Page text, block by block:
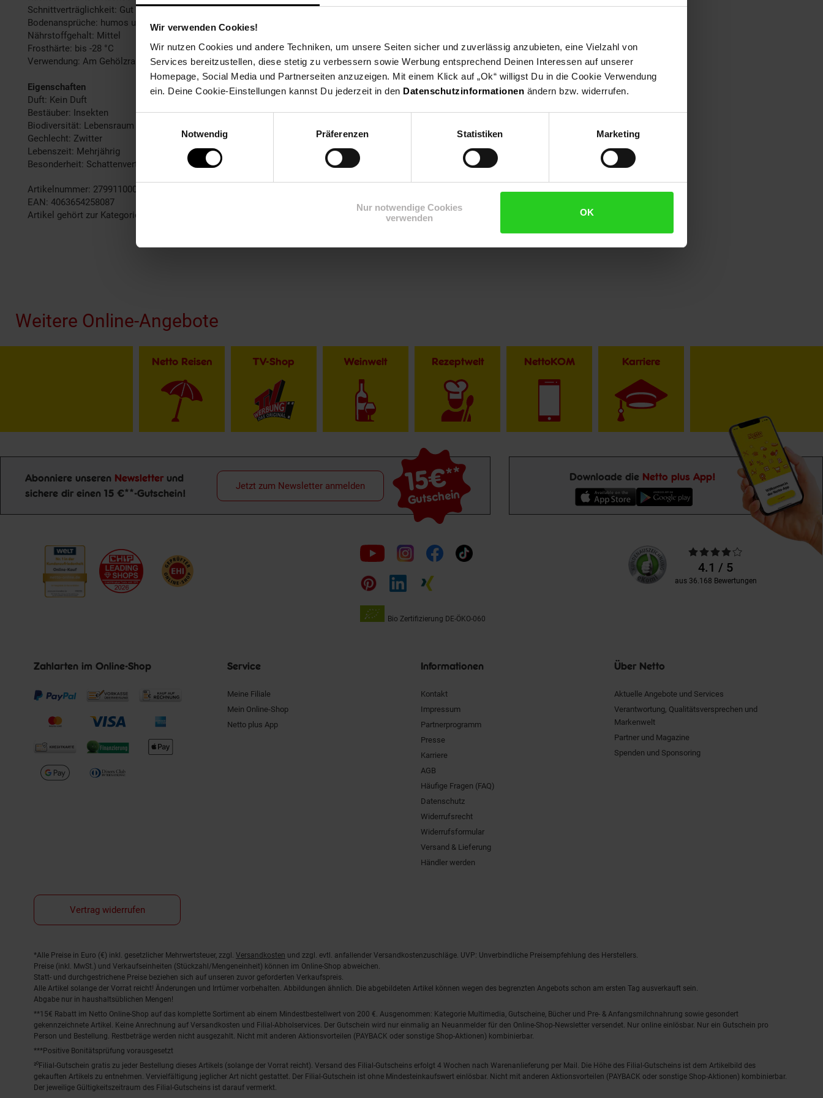
Wir verwenden Cookies!
Wir nutzen Cookies und andere Techniken, um unsere Seiten sicher und zuverlässig anzubieten, eine Vielzahl von
Services bereitzustellen, diese stetig zu verbessern sowie Werbung entsprechend Deinen Interessen auf unserer
Homepage, Social Media und Partnerseiten anzuzeigen. Mit einem Klick auf „Ok“ willigst Du in die Cookie Verwendung
ein. Deine Cookie-Einstellungen kannst Du jederzeit in den Datenschutzinformationen ändern bzw. widerrufen.
Notwendig
Präferenzen Statistiken Marketing
Nur notwendige Cookies
verwenden
OK
Schnittverträglichkeit: Gut
Bodenansprüche: humos und feucht
Nährstoffgehalt: Mittel
Frosthärte: bis -28 °C
Verwendung: Am Gehölzrand,Unter Gehölzen,Im Schattengarten,Schattenbeet, Bodendecker, Kübelpflanze, Unterpflanzung, Blattschmuck
Eigenschaften
Duft: Kein Duft
Bestäuber: Insekten
Biodiversität: Lebensraum für Insekten
Gechlecht: Zwitter
Lebenszeit: Mehrjährig
Besonderheit: Schattenverträglich
Artikelnummer: 2799110000
EAN: 4063654258087
Artikel gehört zur Kategorie:
Weitere Online-Angebote
Netto Reisen TV-Shop Weinwelt Rezeptwelt NettoKOM Karriere
Newsletter Anmeldung
Abonniere unseren Newsletter und
sichere dir einen 15 €**-Gutschein!
15€**
Gutschein
Jetzt zum Newsletter anmelden
Downloade die Netto plus App!
Folge
uns
auf
Bio Zertifizierung DE-ÖKO-060
Unsere
Kundenbewertungen
Durchschnittliche
Bewertungen4.1 / 5
aus 36.168 Bewertungen
Zahlarten im Online-Shop Service
Meine Filiale
Mein Online-Shop
Netto plus App
Informationen
Kontakt
Impressum
Partnerprogramm
Presse
Karriere
AGB
Häufige Fragen (FAQ)
Datenschutz
Widerrufsrecht
Widerrufsformular
Versand & Lieferung
Händler werden
Über Netto
Aktuelle Angebote und Services
Verantwortung, Qualitätsversprechen und
Markenwelt
Partner und Magazine
Spenden und Sponsoring
Vertrag widerrufen
Fußnoten
*Alle Preise in Euro (€) inkl. gesetzlicher Mehrwertsteuer, zzgl. Versandkosten und zzgl. evtl. anfallender Versandkostenzuschläge. UVP: Unverbindliche Preisempfehlung des Herstellers.
Preise (inkl. MwSt.) und Verkaufseinheiten (Stückzahl/Mengeneinheit) können im Online-Shop abweichen.
Statt- und durchgestrichene Preise beziehen sich auf unseren zuvor geforderten Verkaufspreis.
Alle Artikel solange der Vorrat reicht! Änderungen und Irrtümer vorbehalten. Abbildungen ähnlich. Die abgebildeten Artikel können wegen des begrenzten Angebots schon am ersten Tag ausverkauft sein.
Abgabe nur in haushaltsüblichen Mengen!
**15€ Rabatt im Netto Online-Shop auf das komplette Sortiment ab einem Mindestbestellwert von 200 €. Ausgenommen: Kategorie Multimedia, Gutscheine, Bücher und Pre- & Anfangsmilchnahrung sowie gesondert
gekennzeichnete Artikel. Keine Anrechnung auf Versandkosten und Filial-Abholservices. Der Gutschein wird nur einmalig an Neuanmelder für den Online-Shop-Newsletter versendet. Nur online einlösbar. Nur ein Gutschein pro
Person und Bestellung. Restbeträge werden nicht ausgezahlt. Nicht mit anderen Aktionsvorteilen (PAYBACK oder sonstige Shop-Aktionen) kombinierbar.
***Positive Bonitätsprüfung vorausgesetzt
²⁰Filial-Gutschein gratis zu jeder Bestellung dieses Artikels (solange der Vorrat reicht). Versand des Filial-Gutscheins erfolgt 4 Wochen nach Warenanlieferung per Mail. Die Höhe des Filial-Gutscheins ist dem Artikelbild des
gekauften Artikels zu entnehmen. Vervielfältigung jeglicher Art nicht gestattet. Der Filial-Gutschein ist ohne Mindesteinkaufswert einlösbar. Nicht mit anderen Aktionsvorteilen (PAYBACK oder sonstige Shop-Aktionen) kombinierbar.
Der jeweilige Gültigkeitszeitraum des Filial-Gutscheins ist darauf vermerkt.